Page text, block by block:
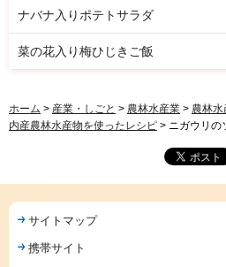
ナバナ入りポテトサラダ
菜の花入り梅ひじきご飯
ホーム > 産業・しごと > 農林水産業 > 農林
内産農林水産物を使ったレシピ > ニガウリの
サイトマップ
携帯サイト